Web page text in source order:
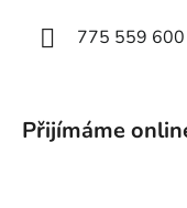
775 559 600
Přijímáme